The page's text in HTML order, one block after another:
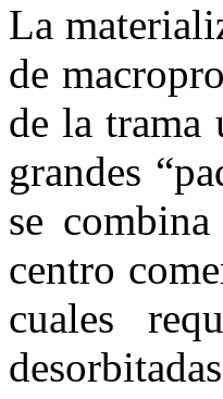
La
de
de la trama
grandes
se
centro
cuales